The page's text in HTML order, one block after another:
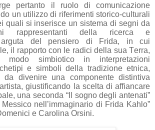
pertanto il ruolo di comunicazione
un utilizzo di riferimenti storico-culturali
quali si inserisce un sistema di segni da
rappresentanti della ricerca e
arguta del pensiero di Frida, in cui
il rapporto con le radici della sua Terra,
modo simbiotico in interpretazioni
e simboli della tradizione etnica,
da divenire una componente distintiva
giustificando la scelta di affiancare
una seconda “Il sogno degli antenati”
Messico nell’immaginario di Frida Kahlo”
e Carolina Orsini.